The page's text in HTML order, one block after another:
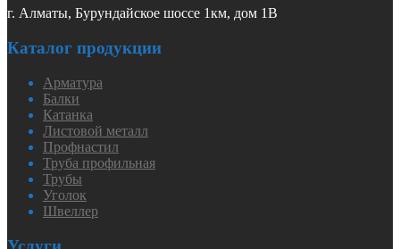
г. Алматы, Бурундайское шоссе 1км, дом 1В
Каталог продукции
Арматура
Балки
Катанка
Листовой металл
Профнастил
Труба профильная
Трубы
Уголок
Швеллер